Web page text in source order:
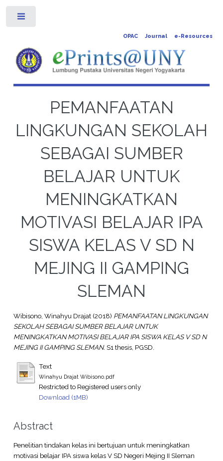
OPAC Journal e-Resources
PEMANFAATAN
LINGKUNGAN SEKOLAH
SEBAGAI SUMBER
BELAJAR UNTUK
MENINGKATKAN
MOTIVASI BELAJAR IPA
SISWA KELAS V SD N
MEJING II GAMPING
SLEMAN
Wibisono, Winahyu Drajat(2018) PEMANFAATAN LINGKUNGAN
SEKOLAH SEBAGAI SUMBER BELAJAR UNTUK
MENINGKATKAN MOTIVASI BELAJAR IPA SISWA KELAS V SD N
MEJING II GAMPING SLEMAN. S1 thesis, PGSD.
Text
Winahyu Drajat Wibisono.pdf
Restricted to Registered users only
Download (1MB)
Abstract
Penelitian tindakan kelas ini bertujuan untuk meningkatkan
motivasi belajar IPA siswa kelas V SD Negeri Mejing II Sleman